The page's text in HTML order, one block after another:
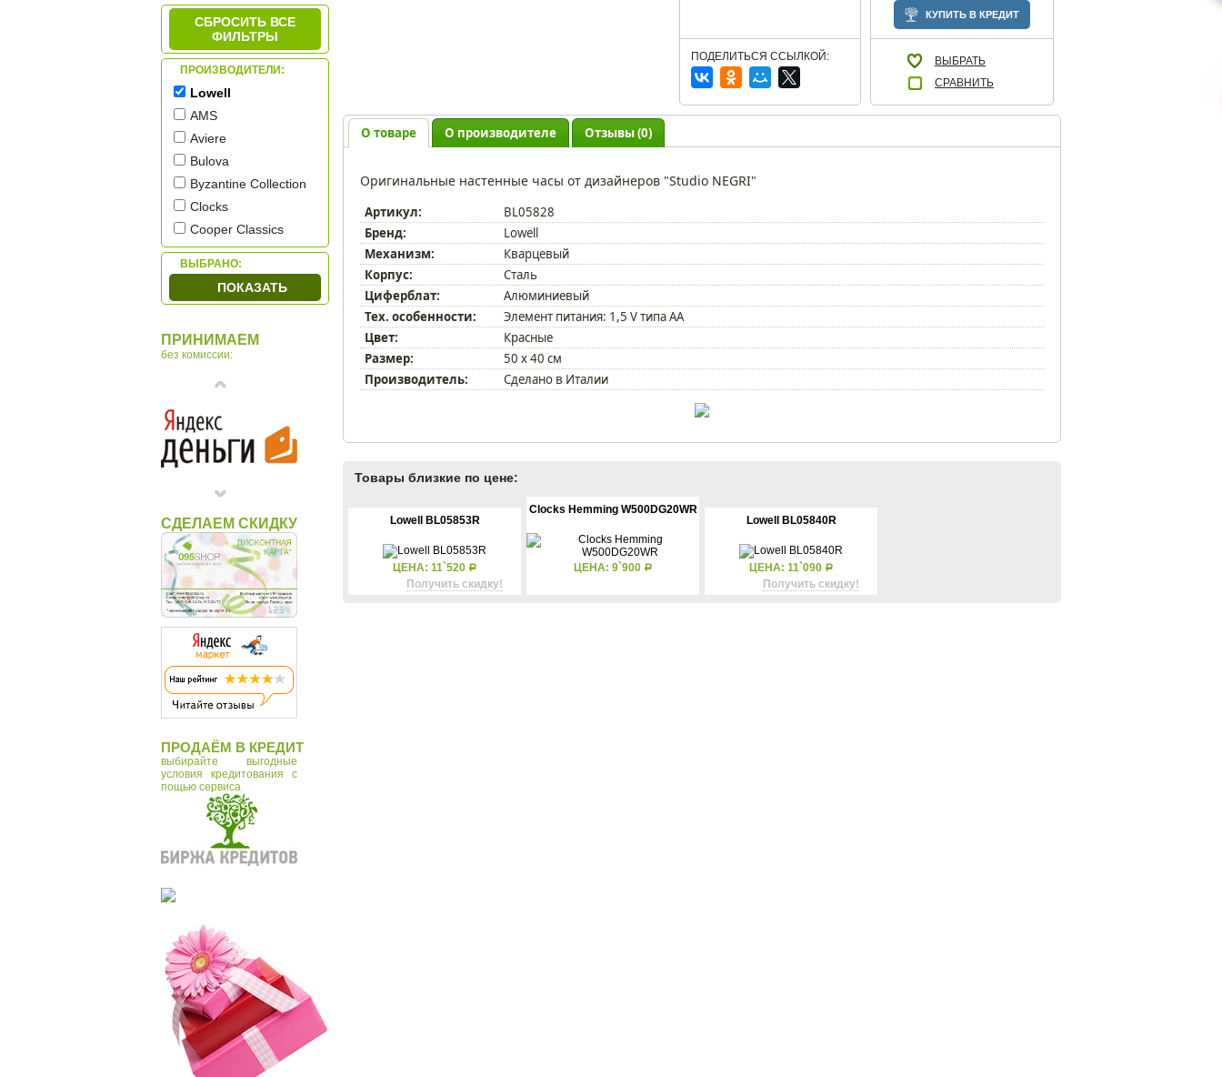
Будильники
Метеостанции
СБРОСИТЬ ВСЕ
ФИЛЬТРЫ
ПРОИЗВОДИТЕЛИ:
Lowell
AMS
Aviere
Bulova
Byzantine Collection
Clocks
Cooper Classics
Galaxy
Granat
Howard Miller
Karlsson
MADO
Newgate
Ponyglass
Rhythm
San`decor
Sea Power
Seiko
Timeworks
Tomas Stern
Tonin Casa
Vostok
Макей
ВЫБРАНО:
ПОКАЗАТЬ
ПРИНИМАЕМ
без комиссии:
СДЕЛАЕМ СКИДКУ
ПРОДАЁМ В КРЕДИТ
выбирайте выгодные
условия кредитования с
пощью сервиса
ПОДЕЛИТЬСЯ ССЫЛКОЙ:
КУПИТЬ В КРЕДИТ
ВЫБРАТЬ
СРАВНИТЬ
О товаре О производителе Отзывы (0)
Оригинальные настенные часы от дизайнеров "Studio NEGRI"
Артикул:
BL05828
Бренд:
Lowell
Механизм:
Кварцевый
Корпус:
Сталь
Циферблат:
Алюминиевый
Тех. особенности:
Элемент питания: 1,5 V типа АА
Цвет:
Красные
Размер:
50 х 40 см
Производитель:
Сделано в Италии
Товары близкие по цене:
Lowell BL05853R
ЦЕНА: 11`520 Р
Получить скидку!
Clocks Hemming W500DG20WR
ЦЕНА: 9`900 Р
Lowell BL05840R
ЦЕНА: 11`090 Р
Получить скидку!